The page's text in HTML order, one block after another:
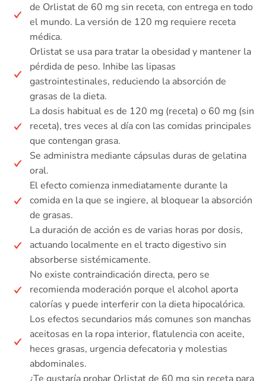
de Orlistat de 60 mg sin receta, con entrega en todo
el mundo. La versión de 120 mg requiere receta
médica.
Orlistat se usa para tratar la obesidad y mantener la
pérdida de peso. Inhibe las lipasas
gastrointestinales, reduciendo la absorción de
grasas de la dieta.
La dosis habitual es de 120 mg (receta) o 60 mg (sin
receta), tres veces al día con las comidas principales
que contengan grasa.
Se administra mediante cápsulas duras de gelatina
oral.
El efecto comienza inmediatamente durante la
comida en la que se ingiere, al bloquear la absorción
de grasas.
La duración de acción es de varias horas por dosis,
actuando localmente en el tracto digestivo sin
absorberse sistémicamente.
No existe contraindicación directa, pero se
recomienda moderación porque el alcohol aporta
calorías y puede interferir con la dieta hipocalórica.
Los efectos secundarios más comunes son manchas
aceitosas en la ropa interior, flatulencia con aceite,
heces grasas, urgencia defecatoria y molestias
abdominales.